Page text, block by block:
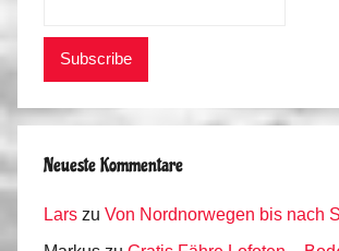
Neueste Kommentare
Lars zu Von Nordnorwegen bis nach